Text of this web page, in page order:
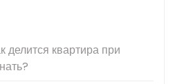
делится квартира при